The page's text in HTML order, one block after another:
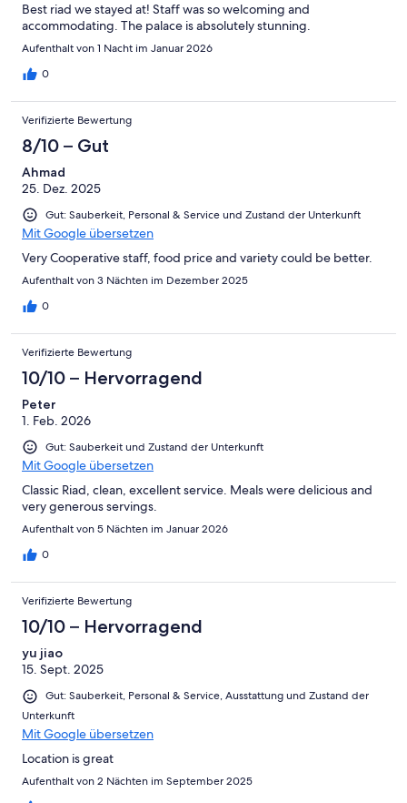
Best riad we stayed at! Staff was so welcoming and
accommodating. The palace is absolutely stunning.
Aufenthalt von 1 Nacht im Januar 2026
0
Verifizierte Bewertung
8/10 – Gut
Ahmad
25. Dez. 2025
Gut: Sauberkeit, Personal & Service und Zustand der Unterkunft
Mit Google übersetzen
Very Cooperative staff, food price and variety could be better.
Aufenthalt von 3 Nächten im Dezember 2025
0
Verifizierte Bewertung
10/10 – Hervorragend
Peter
1. Feb. 2026
Gut: Sauberkeit und Zustand der Unterkunft
Mit Google übersetzen
Classic Riad, clean, excellent service. Meals were delicious and
very generous servings.
Aufenthalt von 5 Nächten im Januar 2026
0
Verifizierte Bewertung
10/10 – Hervorragend
yu jiao
15. Sept. 2025
Gut: Sauberkeit, Personal & Service, Ausstattung und Zustand der
Unterkunft
Mit Google übersetzen
Location is great
Aufenthalt von 2 Nächten im September 2025